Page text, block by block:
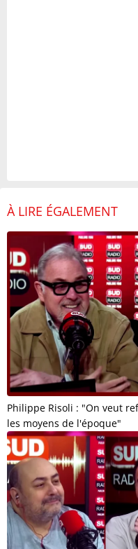
À LIRE ÉGALEMENT
Philippe Risoli : "On veut
les moyens de l'époque"